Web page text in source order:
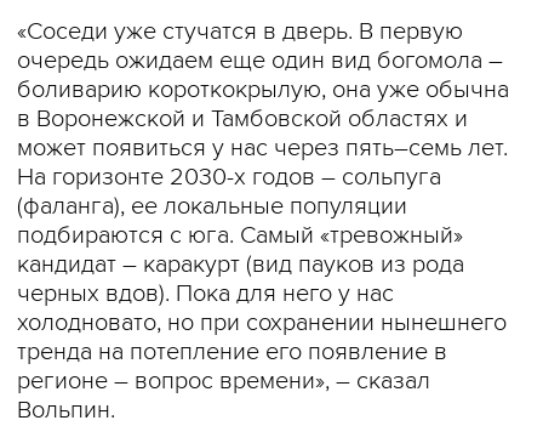
«Соседи уже стучатся в дверь. В первую
очередь ожидаем ещe один вид богомола –
боливарию короткокрылую, она уже обычна
в Воронежской и Тамбовской областях и
может появиться у нас через пять–семь лет.
На горизонте 2030-х годов – сольпуга
(фаланга), еe локальные популяции
подбираются с юга. Самый «тревожный»
кандидат – каракурт (вид пауков из рода
черных вдов). Пока для него у нас
холодновато, но при сохранении нынешнего
тренда на потепление его появление в
регионе – вопрос времени», – сказал
Вольпин.